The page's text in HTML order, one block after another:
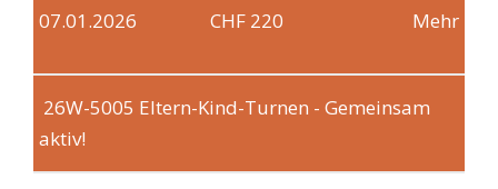
07.01.2026 CHF 220 Mehr
26W-5005 Eltern-Kind-Turnen - Gemeinsam
aktiv!